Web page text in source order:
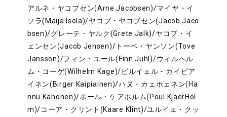
アルネ・ヤコブセン(Arne Jacobsen)/マイヤ・イ
ソラ(Maija Isola)/ヤコブ・ヤコブセン(Jacob Jaco
bsen)/グレーテ・ヤルク(Grete Jalk)/ヤコブ・イ
ェンセン(Jacob Jensen)/トーベ・ヤンソン(Tove
Jansson)/フィン・ユール(Finn Juhl)/ウィルヘル
ム・コーゲ(Wilhelm Kage)/ビルイェル・カイピア
イネン(Birger Kaipiainen)/ハヌ・カェホェネン(Ha
nnu Kahonen)/ポール・ケアホルム(Poul KjaerHol
m)/コーア・クリント(Kaare Klint)/ユルイェ・クッ